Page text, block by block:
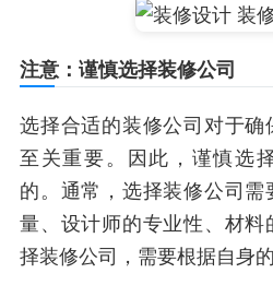
注意：谨慎选择装修公司
选择合适的装修公司对于
至关重要。因此，谨慎选
的。通常，选择装修公司
量、设计师的专业性、材
择装修公司，需要根据自身